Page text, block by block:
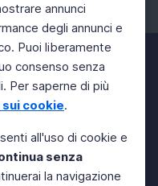
annunci
degli annunci e
Puoi liberamente
consenso senza
Per saperne di più
cookie.
all'uso di cookie e
senza
la navigazione
Twitter